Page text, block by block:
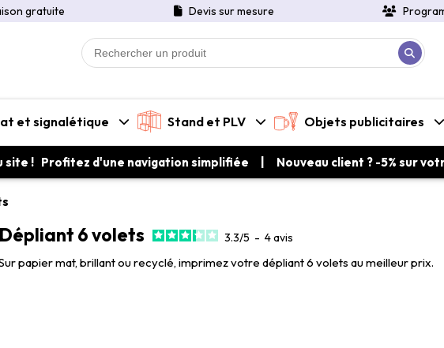
gratuite Devis sur mesure
et signalétique Stand et PLV Objets publicitaires
site ! Profitez d'une navigation simplifiée | Nouveau client ? -5% sur
Dépliant 6 volets 3.3/5 - 4avis
papier mat, brillant ou recyclé, imprimez votre dépliant 6 volets au meilleur prix.